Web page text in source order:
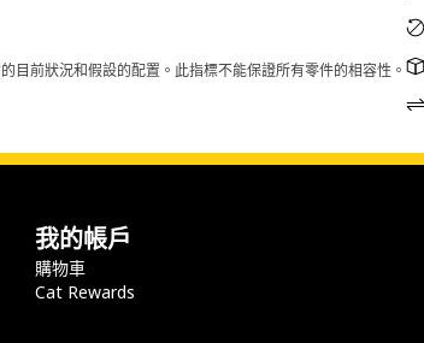
目前狀況和假設的配置。此指標不能保證所有零件的相容性。
我的帳戶
購物車
Cat Rewards